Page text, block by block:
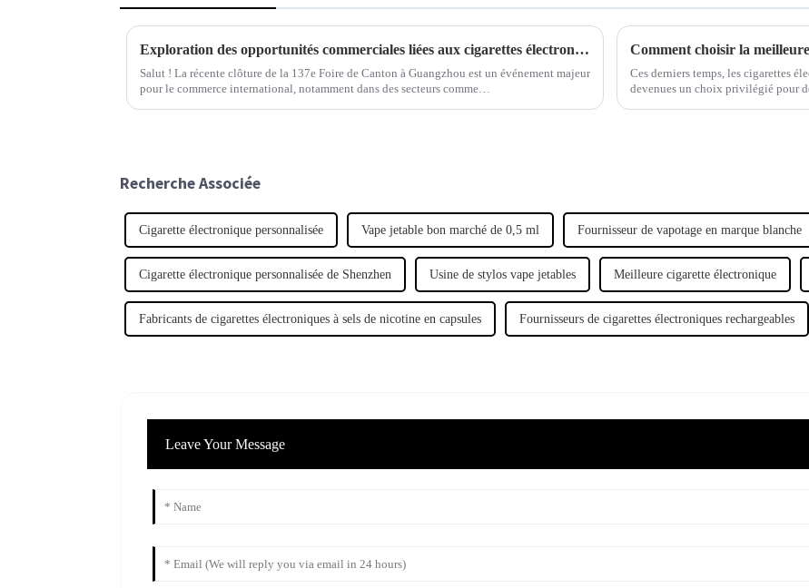
Exploration des opportunités commerciales liées aux cigarettes électroniques jetables à la Foire de Canton 2025
Salut ! La récente clôture de la 137e Foire de Canton à Guangzhou est un événement majeur
pour le commerce international, notamment dans des secteurs comme…
Ces derniers temps, les cigarettes
devenues un choix privilégié pour
Recherche Associée
Cigarette électronique personnalisée Vape jetable bon marché de 0,5 ml Fournisseur de vapotage en marque blanche
Cigarette électronique personnalisée de Shenzhen Usine de stylos vape jetables Meilleure cigarette électronique
Fabricants de cigarettes électroniques à sels de nicotine en capsules Fournisseurs de cigarettes électroniques rechargeables
Leave Your Message